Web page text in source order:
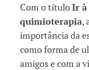
Com o títuloIr à
quimioterapia,
importância da
como forma de
amigos e com a